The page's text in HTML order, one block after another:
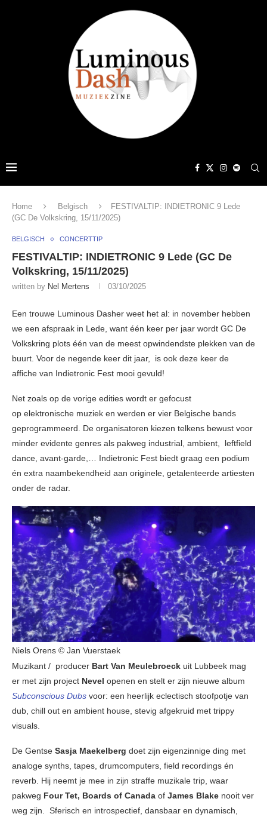
Home Belgisch
FESTIVALTIP: INDIETRONIC 9 Lede
(GC De Volkskring, 15/11/2025)
BELGISCH CONCERTTIP
FESTIVALTIP: INDIETRONIC 9 Lede (GC De
Volkskring, 15/11/2025)
written by Nel Mertens 03/10/2025
Een trouwe Luminous Dasher weet het al: in november hebben
we een afspraak in Lede, want één keer per jaar wordt GC De
Volkskring plots één van de meest opwindendste plekken van de
buurt. Voor de negende keer dit jaar, is ook deze keer de
affiche van Indietronic Fest mooi gevuld!
Net zoals op de vorige edities wordt er gefocust
op elektronische muziek en werden er vier Belgische bands
geprogrammeerd. De organisatoren kiezen telkens bewust voor
minder evidente genres als pakweg industrial, ambient, leftfield
dance, avant-garde,… Indietronic Fest biedt graag een podium
én extra naambekendheid aan originele, getalenteerde artiesten
onder de radar.
Niels Orens © Jan Vuerstaek
Muzikant / producer Bart Van Meulebroeck uit Lubbeek mag
er met zijn project Nevel openen en stelt er zijn nieuwe album
Subconscious Dubs voor: een heerlijk eclectisch stoofpotje van
dub, chill out en ambient house, stevig afgekruid met trippy
visuals.
De Gentse Sasja Maekelberg doet zijn eigenzinnige ding met
analoge synths, tapes, drumcomputers, field recordings én
reverb. Hij neemt je mee in zijn straffe muzikale trip, waar
pakweg Four Tet, Boards of Canada of James Blake nooit ver
weg zijn. Sferisch en introspectief, dansbaar en dynamisch,